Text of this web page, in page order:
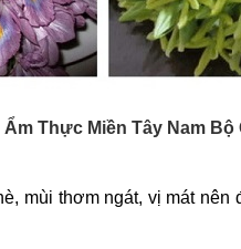
Ẩm Thực Miền Tây Nam
mùi thơm ngát, vị mát